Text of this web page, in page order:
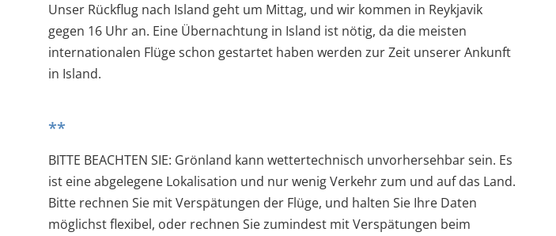
Unser Rückflug nach Island geht um Mittag, und wir kommen in Reykjavik
gegen 16 Uhr an. Eine Übernachtung in Island ist nötig, da die meisten
internationalen Flüge schon gestartet haben werden zur Zeit unserer Ankunft
in Island.
**
BITTE BEACHTEN SIE: Grönland kann wettertechnisch unvorhersehbar sein. Es
ist eine abgelegene Lokalisation und nur wenig Verkehr zum und auf das Land.
Bitte rechnen Sie mit Verspätungen der Flüge, und halten Sie Ihre Daten
möglichst flexibel, oder rechnen Sie zumindest mit Verspätungen beim